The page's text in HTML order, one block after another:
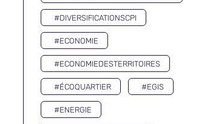
#DIVERSIFICATIONSCPI
#ECONOMIE
#ECONOMIEDESTERRITOIRES
#ÉCOQUARTIER #EGIS
#ENERGIE